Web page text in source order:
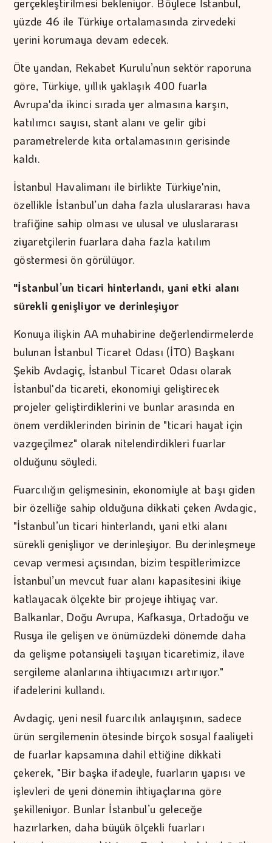
gerçekleştirilmesi bekleniyor. Böylece İstanbul,
yüzde 46 ile Türkiye ortalamasında zirvedeki
yerini korumaya devam edecek.
Öte yandan, Rekabet Kurulu’nun sektör raporuna
göre, Türkiye, yıllık yaklaşık 400 fuarla
Avrupa'da ikinci sırada yer almasına karşın,
katılımcı sayısı, stant alanı ve gelir gibi
parametrelerde kıta ortalamasının gerisinde
kaldı.
İstanbul Havalimanı ile birlikte Türkiye'nin,
özellikle İstanbul’un daha fazla uluslararası hava
trafiğine sahip olması ve ulusal ve uluslararası
ziyaretçilerin fuarlara daha fazla katılım
göstermesi ön görülüyor.
"İstanbul’un ticari hinterlandı, yani etki alanı
sürekli genişliyor ve derinleşiyor
Konuya ilişkin AA muhabirine değerlendirmelerde
bulunan İstanbul Ticaret Odası (İTO) Başkanı
Şekib Avdagiç, İstanbul Ticaret Odası olarak
İstanbul'da ticareti, ekonomiyi geliştirecek
projeler geliştirdiklerini ve bunlar arasında en
önem verdiklerinden birinin de "ticari hayat için
vazgeçilmez" olarak nitelendirdikleri fuarlar
olduğunu söyledi.
Fuarcılığın gelişmesinin, ekonomiyle at başı giden
bir özelliğe sahip olduğuna dikkati çeken Avdagic,
"İstanbul’un ticari hinterlandı, yani etki alanı
sürekli genişliyor ve derinleşiyor. Bu derinleşmeye
cevap vermesi açısından, bizim tespitlerimizce
İstanbul’un mevcut fuar alanı kapasitesini ikiye
katlayacak ölçekte bir projeye ihtiyaç var.
Balkanlar, Doğu Avrupa, Kafkasya, Ortadoğu ve
Rusya ile gelişen ve önümüzdeki dönemde daha
da gelişme potansiyeli taşıyan ticaretimiz, ilave
sergileme alanlarına ihtiyacımızı artırıyor."
ifadelerini kullandı.
Avdagiç, yeni nesil fuarcılık anlayışının, sadece
ürün sergilemenin ötesinde birçok sosyal faaliyeti
de fuarlar kapsamına dahil ettiğine dikkati
çekerek, "Bir başka ifadeyle, fuarların yapısı ve
işlevleri de yeni dönemin ihtiyaçlarına göre
şekilleniyor. Bunlar İstanbul’u geleceğe
hazırlarken, daha büyük ölçekli fuarları